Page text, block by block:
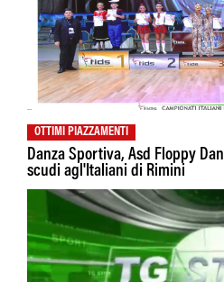
OTTIMI PIAZZAMENTI
Danza Sportiva, Asd Floppy
scudi agl'Italiani di Rimini